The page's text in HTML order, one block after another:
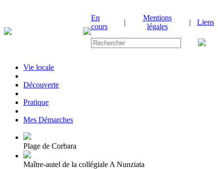
En
cours
|
Mentions
légales
| Liens
Vie locale
|Découverte
|Pratique
|Mes Démarches
Plage de Corbara
Maître-autel de la collégiale A Nunziata